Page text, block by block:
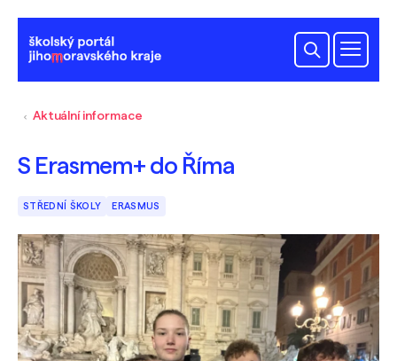
Aktuální informace
S Erasmem+ do Říma
STŘEDNÍ ŠKOLY ERASMUS